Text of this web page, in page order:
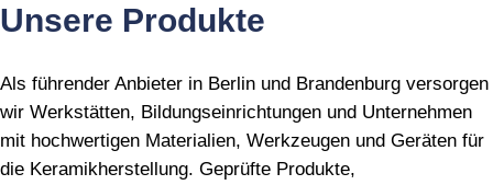
Unsere Produkte
Als führender Anbieter in Berlin und Brandenburg versorgen
wir Werkstätten, Bildungseinrichtungen und Unternehmen
mit hochwertigen Materialien, Werkzeugen und Geräten für
die Keramikherstellung. Geprüfte Produkte,